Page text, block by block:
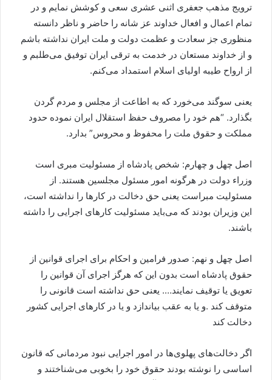
ترویج مذهب جعفری اثنی عشری سعی و کوشش نمایم و در
تمام اعمال و افعال خداوند عز شانه را حاضر و ناظر دانسته
منظوری جز سعادت و عظمت دولت و ملت ایران نداشته باشم
و از خداوند مستعان در خدمت به ترقی ایران توفیق می‌طلبم و
از ارواح طیبه اولیای اسلام استمداد می‌کنم.
یعنی سوگند می‌خورد که به اطاعت از مجلس و مردم گردن
بگذارد. “هم خود را مصروف حفظ استقلال ایران نموده حدود
مملکت و حقوق ملت را محفوظ و محروس” بدارد.
اصل چهل و چهارم: شخص پادشاه از مسئولیت مبری است
وزراء دولت در هرگونه امور مسئول مجلسین هستند. از
مسئولیت مبراست یعنی حق دخالت در کارها را نداشته است،
این وزیران بودند که می‌باید مسئولیت کارهای اجرایی را داشته
باشند.
اصل چهل و نهم: صدور فرامین و احکام برای اجرای قوانین از
حقوق پادشاه است بدون این که هرگز اجرای آن قوانین را
تعویق یا توقیف نمایند…. یعنی حق نداشته است قانونی را
متوقف کند .و یا به عقب بیاندازد و یا در کارهای اجرایی کشور
دخالت کند
اگر دخالت‌های پهلوی‌ها در امور اجرایی نبود مردمانی که قانون
اساسی را نوشته بودند حقوق خود را بخوبی می‌شناختند و